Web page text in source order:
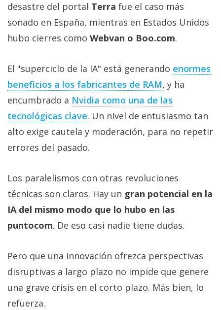
desastre del portal Terra fue el caso más
sonado en España, mientras en Estados Unidos
hubo cierres como Webvan o Boo.com.
El "superciclo de la IA" está generando enormes
beneficios a los fabricantes de RAM‎, y ha
encumbrado a Nvidia como una de las
tecnológicas clave‎. Un nivel de entusiasmo tan
alto exige cautela y moderación, para no repetir
errores del pasado.
Los paralelismos con otras revoluciones
técnicas son claros. Hay un gran potencial en la
IA del mismo modo que lo hubo en las
puntocom. De eso casi nadie tiene dudas.
Pero que una innovación ofrezca perspectivas
disruptivas a largo plazo no impide que genere
una grave crisis en el corto plazo. Más bien, lo
refuerza.